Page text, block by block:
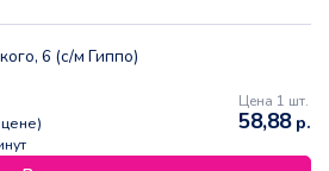
6 (с/м Гиппо)
Цена 1 шт.
58,88р.